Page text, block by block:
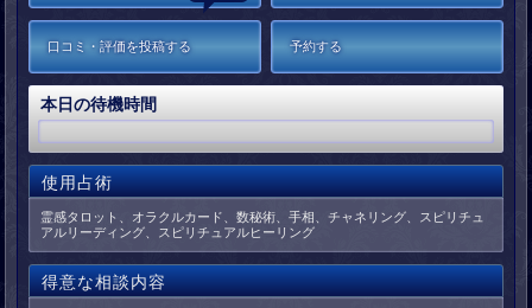
口コミ・評価を投稿する 予約する
本日の待機時間
使用占術
霊感タロット、オラクルカード、数秘術、手相、チャネリング、スピリチュ
アルリーディング、スピリチュアルヒーリング
得意な相談内容